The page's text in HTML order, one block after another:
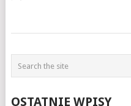
OSTATNIE WPISY